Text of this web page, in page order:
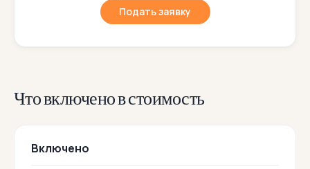
Подать заявку
Что включено в стоимость
Включено